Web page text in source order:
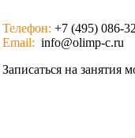
Телефон: +7 (495) 086-
Email: info@olimp-c.ru
Записаться на занятия